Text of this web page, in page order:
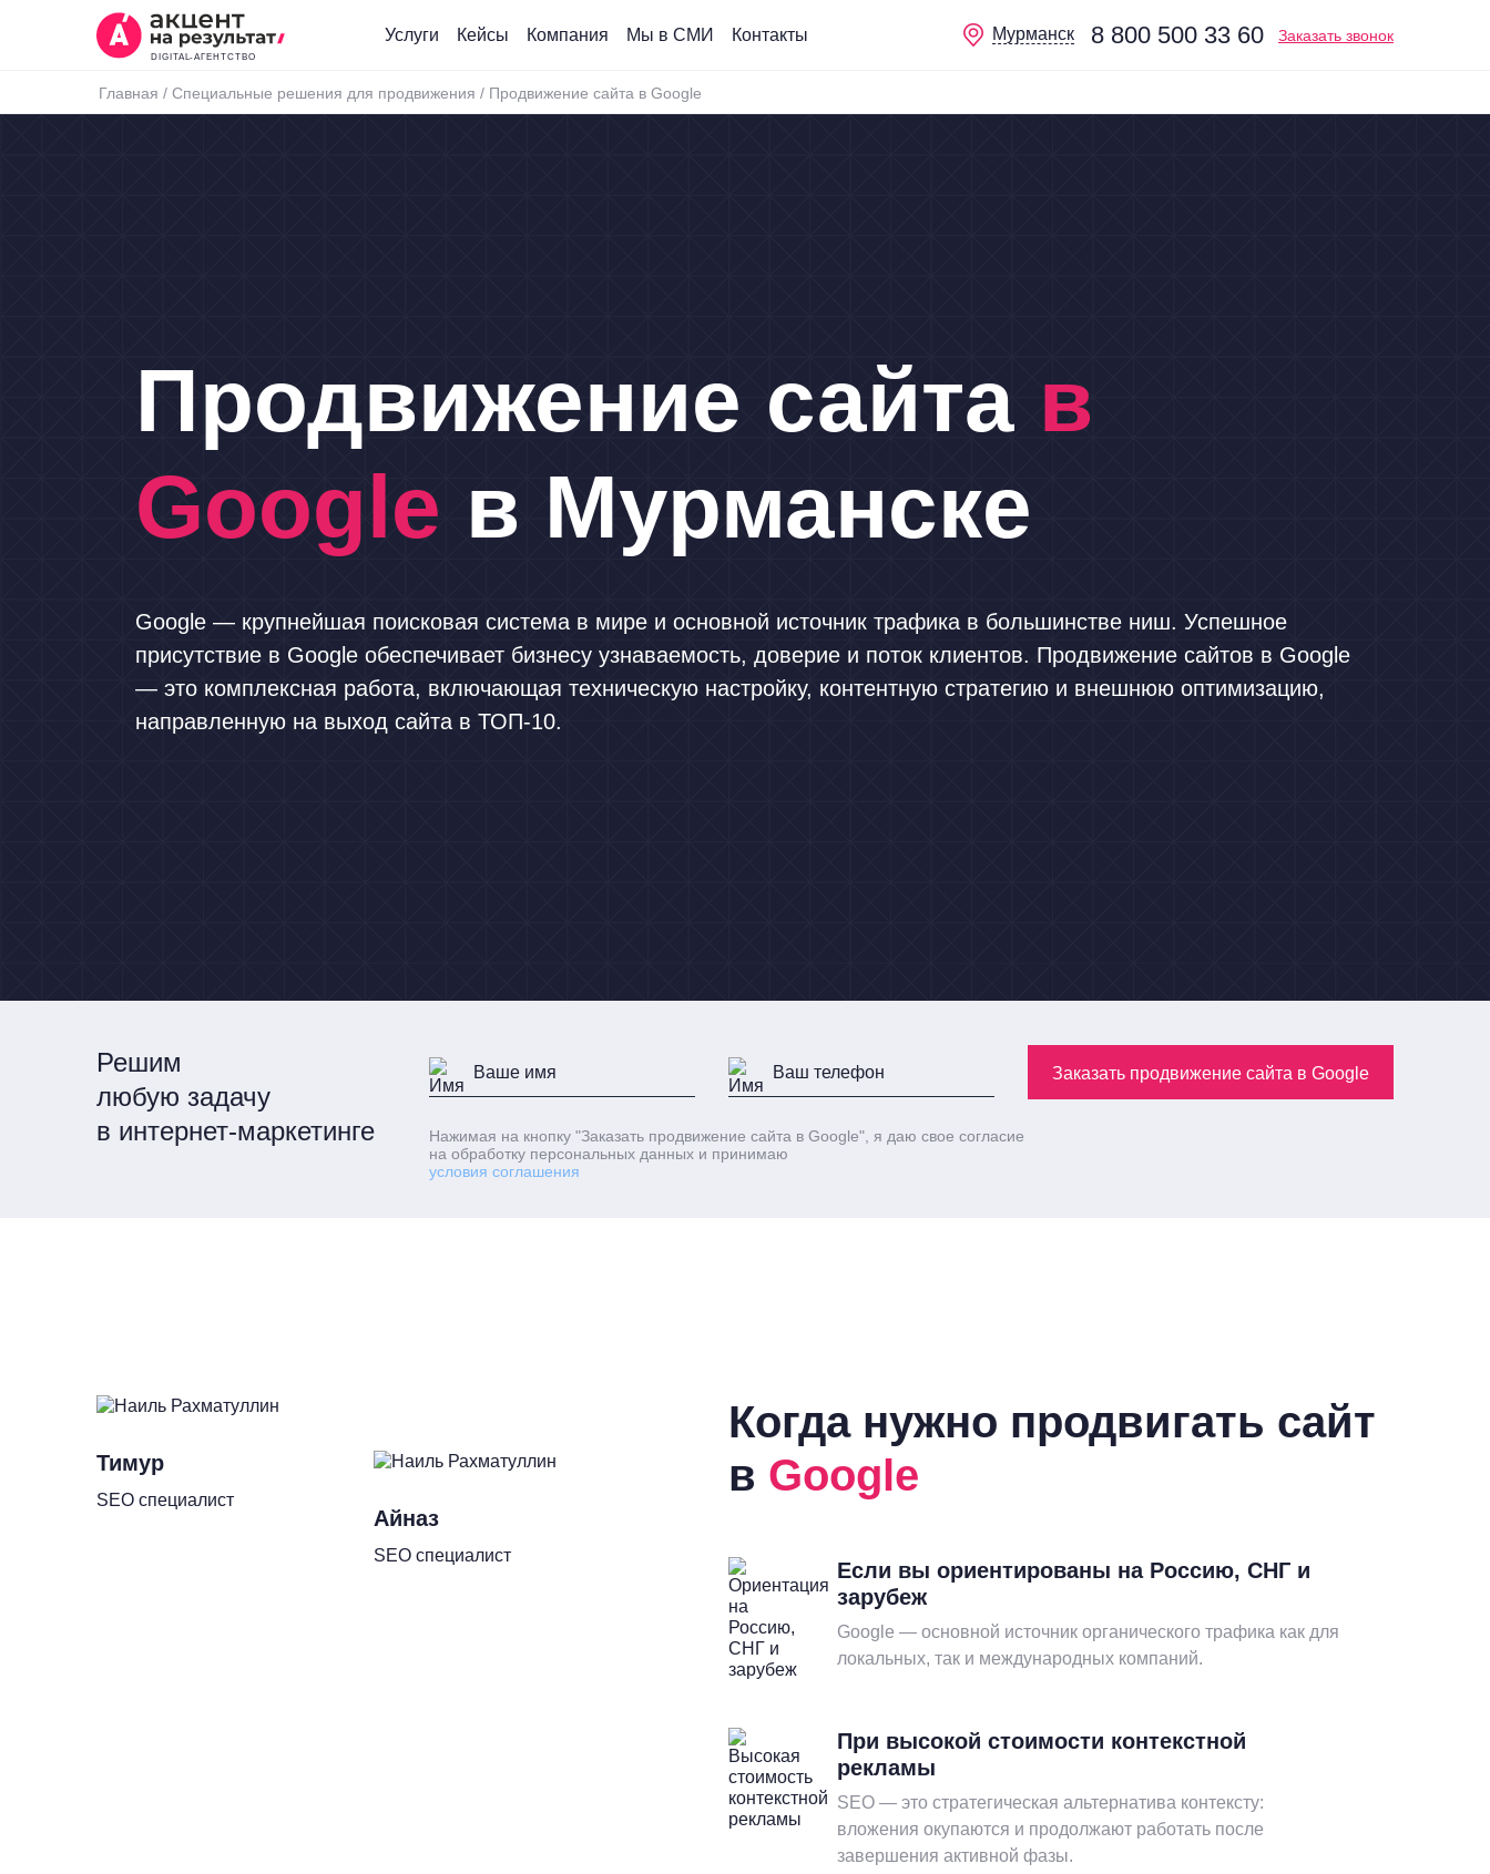
DIGITAL-АГЕНТСТВО
Услуги Кейсы Компания Мы в СМИ Контакты Мурманск 8 800 500 33 60 Заказать звонок
Главная / Специальные решения для продвижения / Продвижение сайта в Google
Продвижение сайта в
Google в Мурманске
Google — крупнейшая поисковая система в мире и основной источник трафика в большинстве ниш. Успешное
присутствие в Google обеспечивает бизнесу узнаваемость, доверие и поток клиентов. Продвижение сайтов в Google
— это комплексная работа, включающая техническую настройку, контентную стратегию и внешнюю оптимизацию,
направленную на выход сайта в ТОП-10.
Решим
любую задачу
в интернет-маркетинге
Заказать продвижение сайта в Google
Нажимая на кнопку "Заказать продвижение сайта в Google" , я даю свое согласие
на обработку персональных данных и принимаю
условия соглашения
Тимур
SEO специалист
Айназ
SEO специалист
Когда нужно продвигать сайт
в Google
Если вы ориентированы на Россию, СНГ и
зарубеж
Google — основной источник органического трафика как для
локальных, так и международных компаний.
При высокой стоимости контекстной
рекламы
SEO — это стратегическая альтернатива контексту:
вложения окупаются и продолжают работать после
завершения активной фазы.